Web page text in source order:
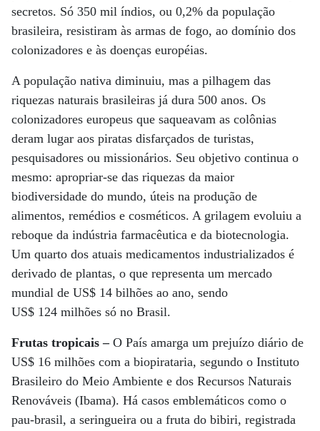
secretos. Só 350 mil índios, ou 0,2% da população
brasileira, resistiram às armas de fogo, ao domínio dos
colonizadores e às doenças européias.
A população nativa diminuiu, mas a pilhagem das
riquezas naturais brasileiras já dura 500 anos. Os
colonizadores europeus que saqueavam as colônias
deram lugar aos piratas disfarçados de turistas,
pesquisadores ou missionários. Seu objetivo continua o
mesmo: apropriar-se das riquezas da maior
biodiversidade do mundo, úteis na produção de
alimentos, remédios e cosméticos. A grilagem evoluiu a
reboque da indústria farmacêutica e da biotecnologia.
Um quarto dos atuais medicamentos industrializados é
derivado de plantas, o que representa um mercado
mundial de US$ 14 bilhões ao ano, sendo
US$ 124 milhões só no Brasil.
Frutas tropicais –O País amarga um prejuízo diário de
US$ 16 milhões com a biopirataria, segundo o Instituto
Brasileiro do Meio Ambiente e dos Recursos Naturais
Renováveis (Ibama). Há casos emblemáticos como o
pau-brasil, a seringueira ou a fruta do bibiri, registrada